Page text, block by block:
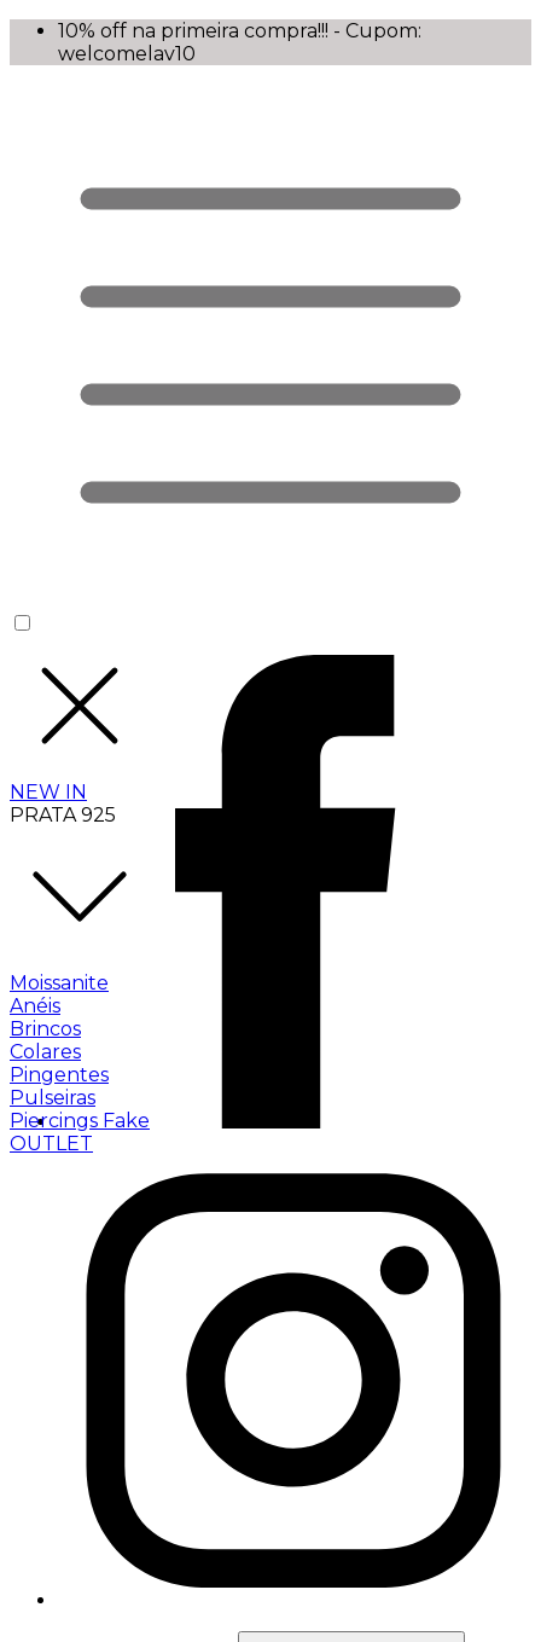
10% off na primeira compra!!! - Cupom:
welcomelav10
NEW IN
PRATA 925
Moissanite
Anéis
Brincos
Colares
Pingentes
Pulseiras
Piercings Fake
OUTLET